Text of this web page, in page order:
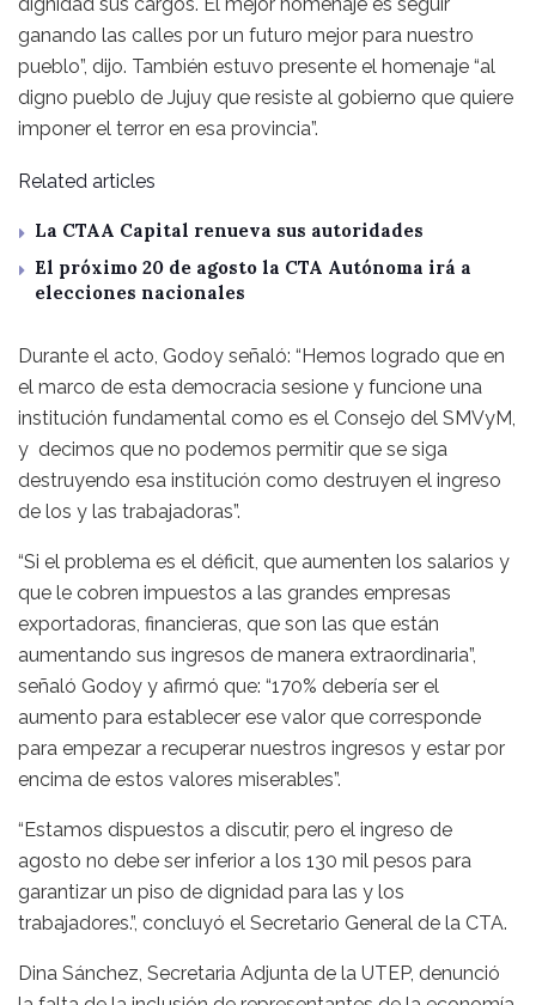
ganando las calles por un futuro mejor para nuestro
pueblo”, dijo. También estuvo presente el homenaje “al
digno pueblo de Jujuy que resiste al gobierno que quiere
imponer el terror en esa provincia”.
Related articles
La CTAA Capital renueva sus autoridades
El próximo 20 de agosto la CTA Autónoma irá a
elecciones nacionales
Durante el acto, Godoy señaló: “Hemos logrado que en
el marco de esta democracia sesione y funcione una
institución fundamental como es el Consejo del SMVyM,
y decimos que no podemos permitir que se siga
destruyendo esa institución como destruyen el ingreso
de los y las trabajadoras”.
“Si el problema es el déficit, que aumenten los salarios y
que le cobren impuestos a las grandes empresas
exportadoras, financieras, que son las que están
aumentando sus ingresos de manera extraordinaria”,
señaló Godoy y afirmó que: “170% debería ser el
aumento para establecer ese valor que corresponde
para empezar a recuperar nuestros ingresos y estar por
encima de estos valores miserables”.
“Estamos dispuestos a discutir, pero el ingreso de
agosto no debe ser inferior a los 130 mil pesos para
garantizar un piso de dignidad para las y los
trabajadores.”, concluyó el Secretario General de la CTA.
Dina Sánchez, Secretaria Adjunta de la UTEP, denunció